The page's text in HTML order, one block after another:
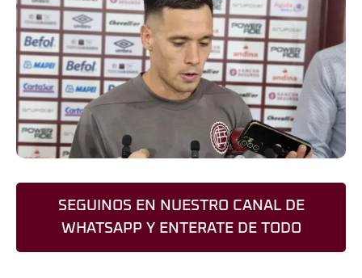
SEGUINOS EN NUESTRO CANAL DE
WHATSAPP Y ENTERATE DE TODO